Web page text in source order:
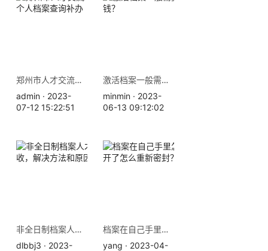
郑州市人才交流中心地址-个人档案查询补办
admin · 2023-
07-12 15:22:51
激活档案一般需要花多少钱？
minmin · 2023-
06-13 09:12:02
非全日制档案人才中心不收，解决方法和原因如下
dlbbj3 · 2023-
档案在自己手里怎么办，拆开了怎么重新密封？
yang · 2023-04-